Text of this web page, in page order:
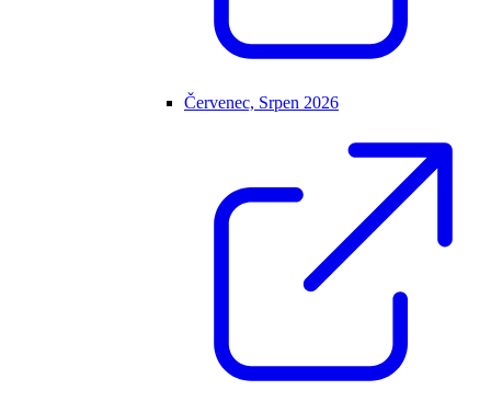
Červenec, Srpen 2026